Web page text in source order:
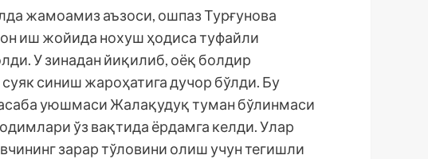
жамоамиз аъзоси, ошпаз Турғунова
иш жойида нохуш ҳодиса туфайли
У зинадан йиқилиб, оёқ болдир
синиш жароҳатига дучор бўлди. Бу
уюшмаси Жалақудуқ туман бўлинмаси
ўз вақтида ёрдамга келди. Улар
зарар тўловини олиш учун тегишли